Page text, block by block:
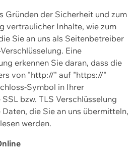
Gründen der Sicherheit und zum
vertraulicher Inhalte, wie zum
Sie an uns als Seitenbetreiber
Eine
erkennen Sie daran, dass die
von "http://" auf "https://"
Symbol in Ihrer
bzw. TLS Verschlüsselung
die Sie an uns übermitteln,
werden.